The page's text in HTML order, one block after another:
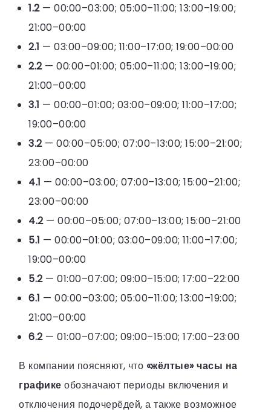
1.2— 00:00–03:00; 05:00–11:00; 13:00–19:00;
21:00–00:00
2.1 — 03:00–09:00; 11:00–17:00; 19:00–00:00
2.2— 00:00–01:00; 05:00–11:00; 13:00–19:00;
21:00–00:00
3.1 — 00:00–01:00; 03:00–09:00; 11:00–17:00;
19:00–00:00
3.2— 00:00–05:00; 07:00–13:00; 15:00–21:00;
23:00–00:00
4.1 — 00:00–03:00; 07:00–13:00; 15:00–21:00;
23:00–00:00
4.2— 00:00–05:00; 07:00–13:00; 15:00–21:00
5.1 — 00:00–01:00; 03:00–09:00; 11:00–17:00;
19:00–00:00
5.2— 01:00–07:00; 09:00–15:00; 17:00–22:00
6.1 — 00:00–03:00; 05:00–11:00; 13:00–19:00;
21:00–00:00
6.2— 01:00–07:00; 09:00–15:00; 17:00–23:00
В компании поясняют, что «жёлтые» часы на
графике обозначают периоды включения и
отключения подочерёдей, а также возможное